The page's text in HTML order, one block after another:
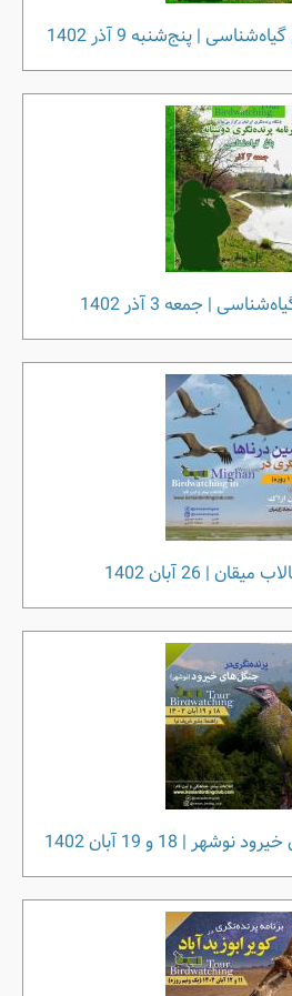
| پنج‌شنبه 9 آذر 1402
| جمعه 3 آذر 1402
| 26 آبان 1402
| 18 و 19 آبان 1402